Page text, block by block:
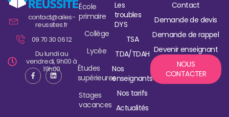
contact@ailes-
reussites.fr
09 70 30 06 12
Du lundi au
vendredi, 9h00 à
19h00
École
primaire
Collège
Lycée
Études
supérieures
Stages
vacances
Les
troubles
DYS
TSA
TDA/TDAH
Nos
enseignants
Nos tarifs
Actualités
Contact
Demande de devis
Demande de rappel
Devenir enseignant
NOUS
CONTACTER